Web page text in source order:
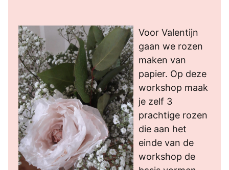
Voor Valentijn
gaan we rozen
maken van
papier. Op deze
workshop maak
je zelf 3
prachtige rozen
die aan het
einde van de
workshop de